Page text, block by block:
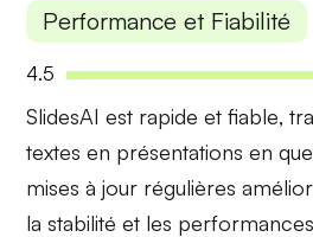
Performance et Fiabilité
4.5
SlidesAI est rapide et fiable,
textes en présentations en
mises à jour régulières
la stabilité et les